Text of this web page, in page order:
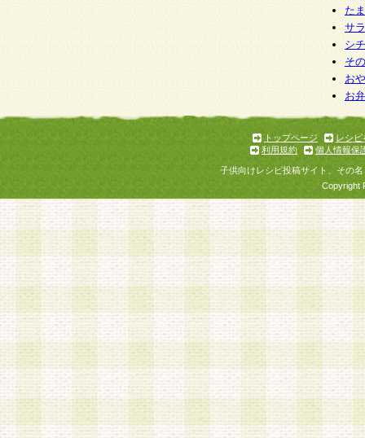
た
サ
シ
そ
お
お
トップページ
レシピ
利用規約
個人情報保
子供向けレシピ投稿サイト、その
Copyright